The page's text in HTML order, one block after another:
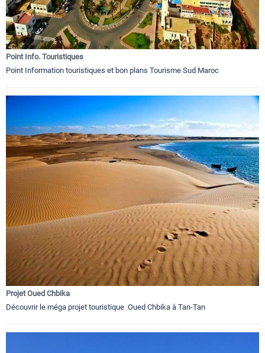
Point Info. Touristiques
Point Information touristiques et bon plans Tourisme Sud Maroc
Projet Oued Chbika
Découvrir le méga projet touristique Oued Chbika à Tan-Tan